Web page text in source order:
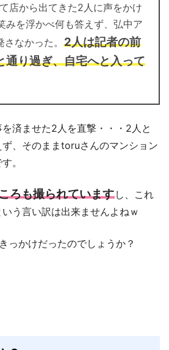
店から出てきた2人に声をかけ
みを浮かべ何も答えず、弘中ア
なかった。 2人は記者の前
通り過ぎ、自宅へと入って
済ませた2人を直撃・・・2人と
、そのままtoruさんのマンション
。
ろも撮られています し、これ
う言い訳は出来ませんよねｗ
っかけだったのでしょうか？